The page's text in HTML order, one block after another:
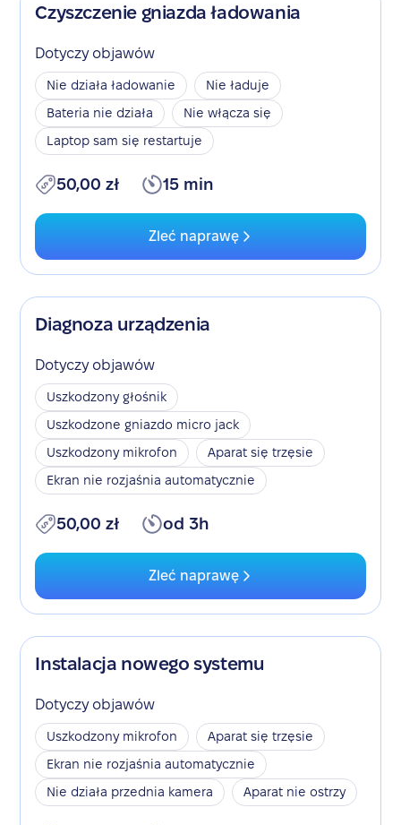
Czyszczenie gniazda ładowania
Dotyczy objawów
Nie działa ładowanie
Nie ładuje
Bateria nie działa
Nie włącza się
Laptop sam się restartuje
50,00 zł 15 min
Zleć naprawę
Diagnoza urządzenia
Dotyczy objawów
Uszkodzony głośnik
Uszkodzone gniazdo micro jack
Uszkodzony mikrofon
Aparat się trzęsie
Ekran nie rozjaśnia automatycznie
50,00 zł od 3h
Zleć naprawę
Instalacja nowego systemu
Dotyczy objawów
Uszkodzony mikrofon
Aparat się trzęsie
Ekran nie rozjaśnia automatycznie
Nie działa przednia kamera
Aparat nie ostrzy